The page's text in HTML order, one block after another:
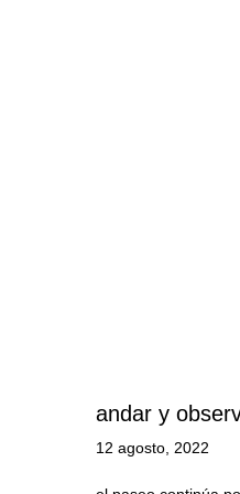
andar y
12 agosto, 2022